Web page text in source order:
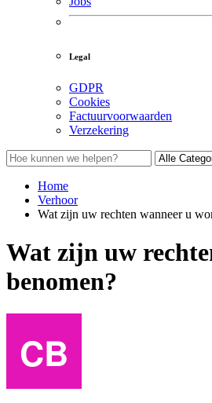
Legal
GDPR
Cookies
Factuurvoorwaarden
Verzekering
Home
Verhoor
Wat zijn uw rechten wanneer u
Wat zijn uw
benomen?